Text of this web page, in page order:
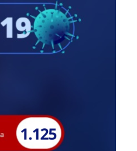
Piritiba